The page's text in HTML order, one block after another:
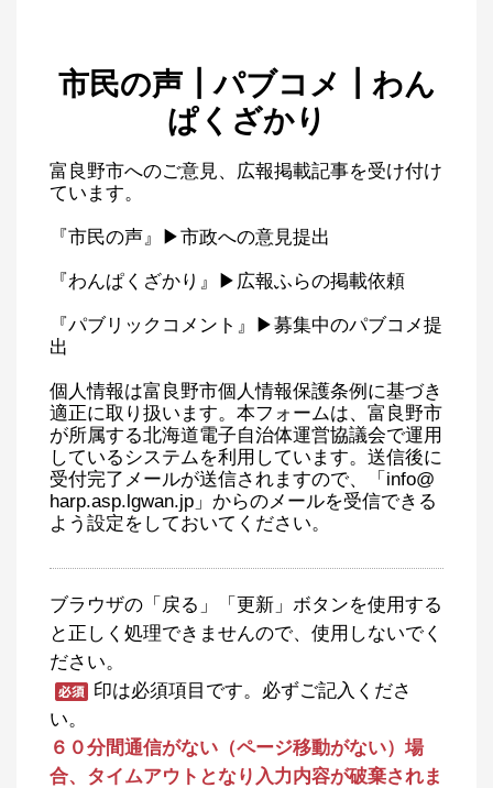
市民の声┃パブコメ┃わん
ぱくざかり
富良野市へのご意見、広報掲載記事を受け付け
ています。
『市民の声』▶市政への意見提出
『わんぱくざかり』▶広報ふらの掲載依頼
『パブリックコメント』▶募集中のパブコメ提
出
個人情報は富良野市個人情報保護条例に基づき
適正に取り扱います。本フォームは、富良野市
が所属する北海道電子自治体運営協議会で運用
しているシステムを利用しています。送信後に
受付完了メールが送信されますので、「info@
harp.asp.lgwan.jp」からのメールを受信できる
よう設定をしておいてください。
ブラウザの「戻る」「更新」ボタンを使用する
と正しく処理できませんので、使用しないでく
ださい。
印は必須項目です。必ずご記入くださ
い。
６０分間通信がない（ページ移動がない）場
合、タイムアウトとなり入力内容が破棄されま